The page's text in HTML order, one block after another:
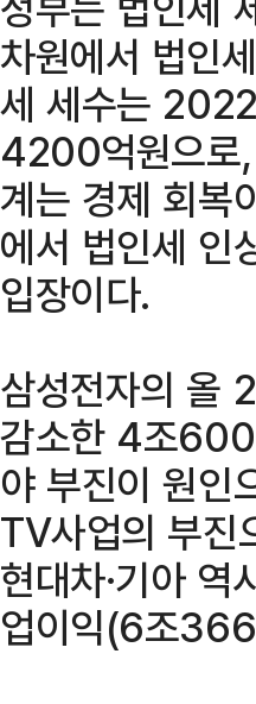
차원에서 법인
세 세수는
4200억원으
계는 경제 회복
에서 법인세 인
입장이다.
삼성전자의 올
감소한 4조
야 부진이 원인
TV사업의 부
현대차·기아
업이익(6조